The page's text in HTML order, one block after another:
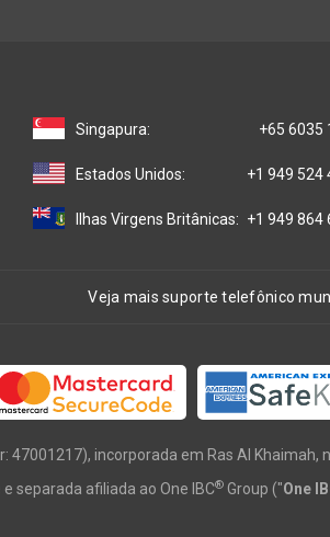
Singapura: +65 6035
Estados Unidos: +1 949 524
Ilhas Virgens Britânicas: +1 949 864
Veja mais suporte telefônico
47001217), incorporada em Ras Al
separada afiliada ao One IBC® Group ("One